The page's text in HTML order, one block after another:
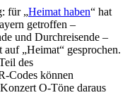
für „Heimat haben“ hat
getroffen –
und Durchreisende –
„Heimat“ gesprochen.
des
Codes können
O-Töne daraus